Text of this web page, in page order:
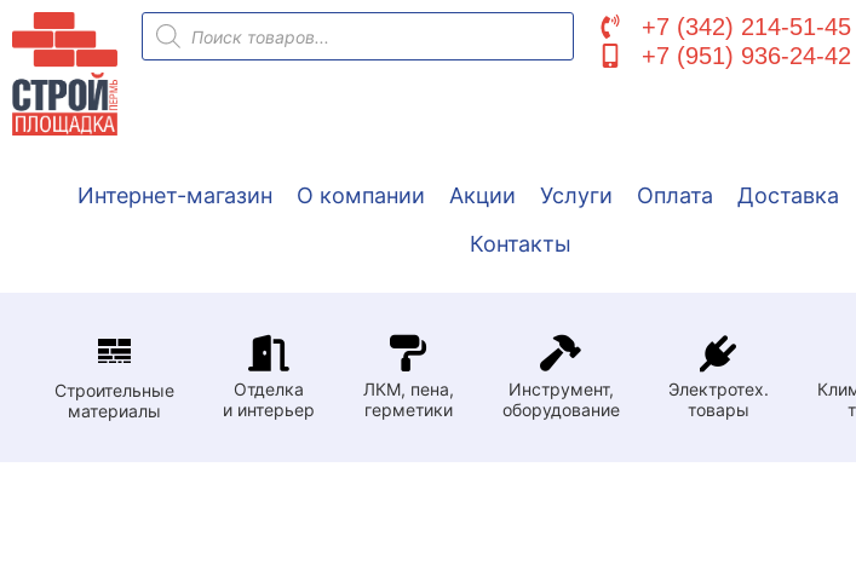
Перейти
содержимому
Поиск
товаров
+7 (342) 214-51-45
+7 (951) 936-24-42
Интернет-магазин О компании Акции Услуги Оплата Доставка
Контакты
Строительные
материалы
Отделка
и интерьер
ЛКМ, пена,
герметики
Инструмент,
оборудование
Электротех.
товары